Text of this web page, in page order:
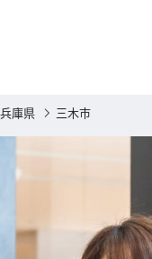
兵庫県 三木市